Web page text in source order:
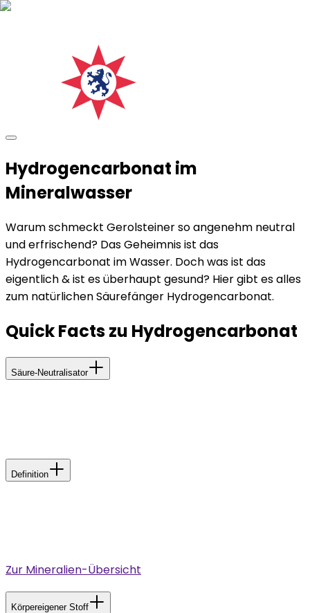
Hydrogencarbonat im
Mineralwasser
Warum schmeckt Gerolsteiner so angenehm neutral
und erfrischend? Das Geheimnis ist das
Hydrogencarbonat im Wasser. Doch was ist das
eigentlich & ist es überhaupt gesund? Hier gibt es alles
zum natürlichen Säurefänger Hydrogencarbonat.
Quick Facts zu Hydrogencarbonat
Säure-Neutralisator
Definition
Zur Mineralien-Übersicht
Körpereigener Stoff